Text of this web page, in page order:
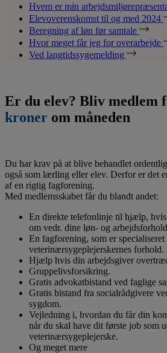
Hvem er min
Elevoverenskomst til og med 2024
Beregning af løn før samtale
Hvor meget får jeg for overarbejde
Ved langtidssygemelding
Er du elev? Bliv medlem
kroner om måneden
Du har krav på at blive behandlet
også som lærling eller elev. Derfor er det
af en rigtig fagforening.
Med medlemsskabet får du blandt andet:
En direkte telefonlinje til hjælp,
om vedr. dine løn- og
En fagforening, som er specialiseret
veterinærsygeplejerskernes forhold.
Hjælp hvis din arbejdsgiver
Gruppelivsforsikring.
Gratis advokatbistand ved faglige
Gratis bistand fra socialrådgivere
sygdom.
Vejledning i, hvordan du får din
når du skal have dit første job som
veterinærsygeplejerske.
Og meget mere